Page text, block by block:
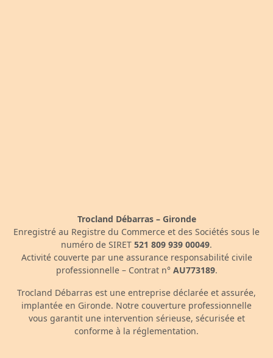
Trocland Débarras – Gironde
Enregistré au Registre du Commerce et des Sociétés sous le
numéro de SIRET 521 809 939 00049.
Activité couverte par une assurance responsabilité civile
professionnelle – Contrat n° AU773189.
Trocland Débarras est une entreprise déclarée et assurée,
implantée en Gironde. Notre couverture professionnelle
vous garantit une intervention sérieuse, sécurisée et
conforme à la réglementation.